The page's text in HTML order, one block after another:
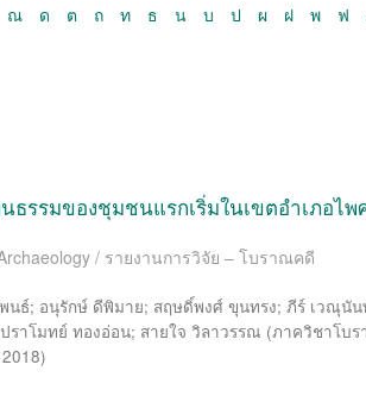
ณ ด ต ถ ท ธ น บ ป ผ ฝ พ ฟ
รรมของชุมชนแรกเริ่มในเขตอำเภอไพ
/ รายงานการวิจัย – โบราณคดี
นธ์; อนุรักษ์ ดีพิมาย; สฤษดิ์พงศ์ ขุนทรง;ภีร์ เวณุนั
ปราโมทย์ ทองอ่อน; สายใจ วิลาวรรณ (ภาควิชาโบ
2018)